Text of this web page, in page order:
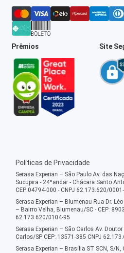
Prêmios Site
Políticas de Privacidade
Serasa Experian – São Paulo Av. das
Sucupira - 24ºandar - Chácara Santo
CEP:04794-000 - CNPJ 62.173.620/
Serasa Experian – Blumenau Rua Dr.
– Bairro Velha, Blumenau/SC - CEP:
62.173.620/0104-95
Serasa Experian – São Carlos Av.
Carlos/SP CEP: 13571-385 CNPJ
Serasa Experian – Brasília ST SCN, S/N,